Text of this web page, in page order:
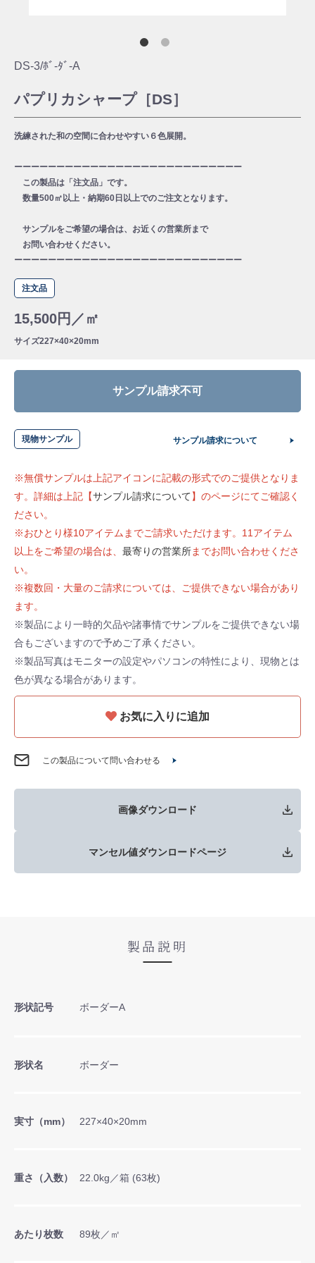
DS-3/ﾎﾞ-ﾀﾞ-A
パプリカシャープ［DS］
洗練された和の空間に合わせやすい６色展開。
ーーーーーーーーーーーーーーーーーーーーーーーーーーー
この製品は「注文品」です。
数量500㎡以上・納期60日以上でのご注文となります。
サンプルをご希望の場合は、お近くの営業所まで
お問い合わせください。
ーーーーーーーーーーーーーーーーーーーーーーーーーーー
注文品
15,500円／㎡
サイズ227×40×20mm
サンプル請求不可
現物サンプル サンプル請求について
※無償サンプルは上記アイコンに記載の形式でのご提供となりま
す。詳細は上記【サンプル請求について】のページにてご確認く
ださい。
※おひとり様10アイテムまでご請求いただけます。11アイテム
以上をご希望の場合は、 最寄りの営業所までお問い合わせくださ
い。
※複数回・大量のご請求については、ご提供できない場合があり
ます。
※製品により一時的欠品や諸事情でサンプルをご提供できない場
合もございますので予めご了承ください。
※製品写真はモニターの設定やパソコンの特性により、現物とは
色が異なる場合があります。
お気に入りに追加
この製品について問い合わせる
画像ダウンロード
マンセル値ダウンロードページ
製品説明
形状記号 ボーダーA
形状名 ボーダー
実寸（mm） 227×40×20mm
重さ（入数） 22.0kg／箱 (63枚)
あたり枚数 89枚／㎡